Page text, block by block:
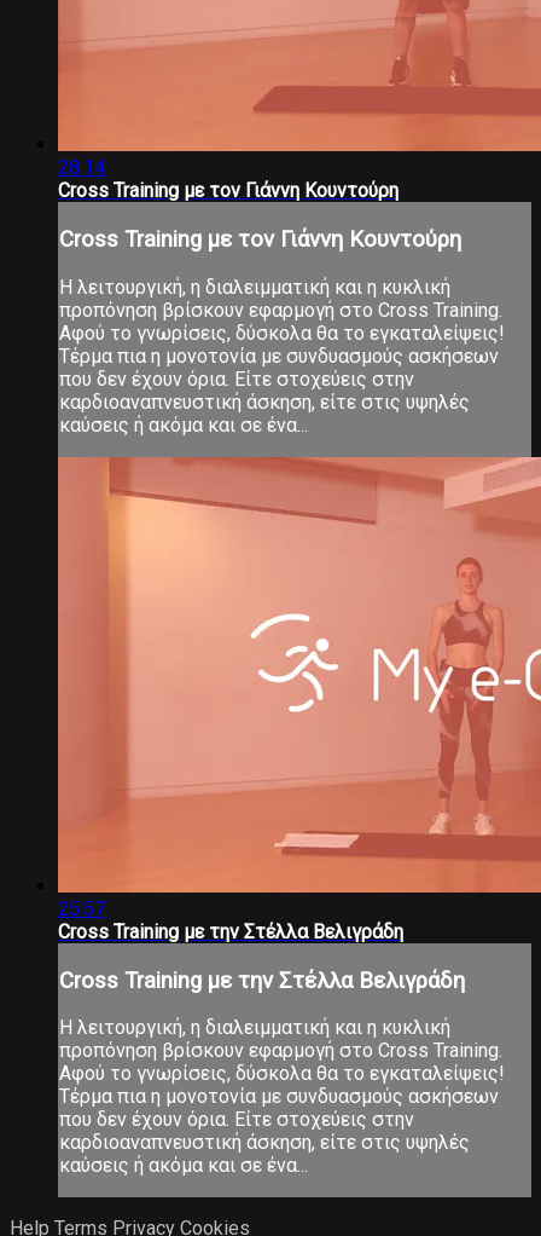
28:14
Cross Training με τον Γιάννη Κουντούρη
Cross Training με τον Γιάννη Κουντούρη
Η λειτουργική, η διαλειμματική και η κυκλική
προπόνηση βρίσκουν εφαρμογή στο Cross Training.
Αφού το γνωρίσεις, δύσκολα θα το εγκαταλείψεις!
Τέρμα πια η μονοτονία με συνδυασμούς ασκήσεων
που δεν έχουν όρια. Είτε στοχεύεις στην
καρδιοαναπνευστική άσκηση, είτε στις υψηλές
καύσεις ή ακόμα και σε ένα...
25:57
Cross Training με την Στέλλα Βελιγράδη
Cross Training με την Στέλλα Βελιγράδη
Η λειτουργική, η διαλειμματική και η κυκλική
προπόνηση βρίσκουν εφαρμογή στο Cross Training.
Αφού το γνωρίσεις, δύσκολα θα το εγκαταλείψεις!
Τέρμα πια η μονοτονία με συνδυασμούς ασκήσεων
που δεν έχουν όρια. Είτε στοχεύεις στην
καρδιοαναπνευστική άσκηση, είτε στις υψηλές
καύσεις ή ακόμα και σε ένα...
Help Terms Privacy Cookies